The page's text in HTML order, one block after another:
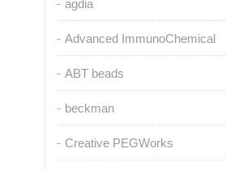
agdia
Advanced ImmunoChemical
ABT beads
beckman
Creative PEGWorks